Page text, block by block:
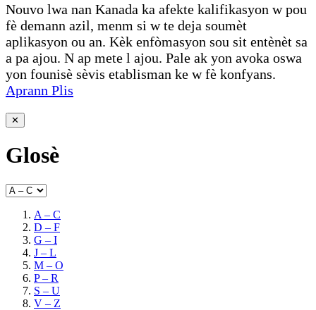
Nouvo lwa nan Kanada ka afekte kalifikasyon w pou
fè demann azil, menm si w te deja soumèt
aplikasyon ou an. Kèk enfòmasyon sou sit entènèt sa
a pa ajou. N ap mete l ajou. Pale ak yon avoka oswa
yon founisè sèvis etablisman ke w fè konfyans.
Aprann Plis
✕
Glosè
A – C
D – F
G – I
J – L
M – O
P – R
S – U
V – Z